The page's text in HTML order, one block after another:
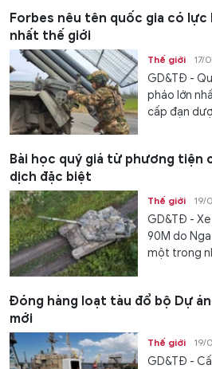
Forbes nêu tên quốc gia có lực
nhất thế giới
Thế giới 17/
GD&TĐ -
pháo lớn
cấp đạn
Bài học quý giá từ phương
dịch đặc biệt
Thế giới 19/
GD&TĐ -
90M do
một trong
Đóng hàng loạt tàu đổ bộ Dự án
mới
Thế giới 19/
GD&TĐ -